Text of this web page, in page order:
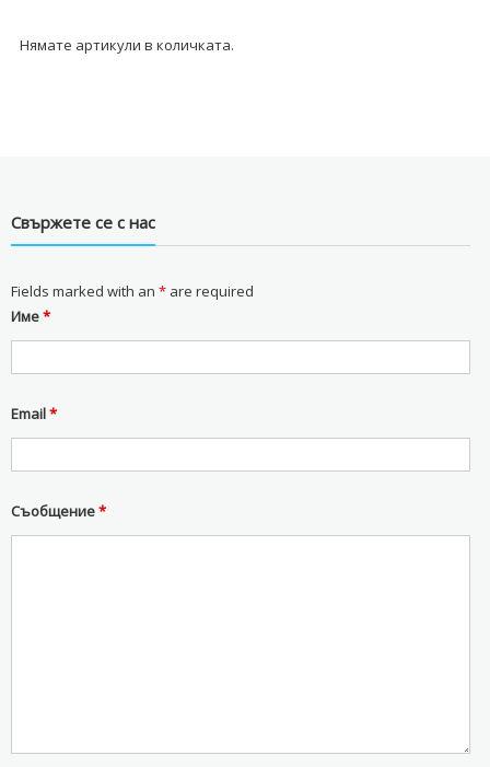
Нямате артикули в количката.
Свържете се с нас
Fields marked with an *are required
Име*
Email*
Съобщение*